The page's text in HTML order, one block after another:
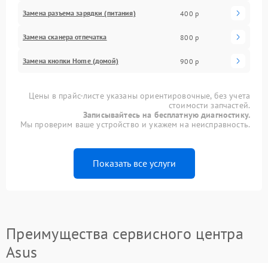
Замена разъема зарядки (питания) 400 р
Замена сканера отпечатка 800 р
Замена кнопки Home (домой) 900 р
Цены в прайс-листе указаны ориентировочные, без учета
стоимости запчастей.
Записывайтесь на бесплатную диагностику.
Мы проверим ваше устройство и укажем на неисправность.
Показать все услуги
Преимущества сервисного центра
Asus